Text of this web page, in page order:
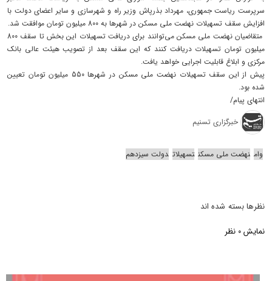
سرپرست ریاست جمهوری، مهرداد بذرپاش وزیر راه و شهرسازی و سایر اعضای دولت با
افزایش سقف تسهیلات نهضت ملی مسکن در شهرها به 800 میلیون تومان موافقت شد.
متقاضیان نهضت ملی مسکن می‌توانند برای دریافت تسهیلات این بخش تا سقف 800
میلیون تومان تسهیلات دریافت کنند که این سقف بعد از تصویب هیئت­ عالی بانک
مرکزی و ابلاغ قابلیت اجرایی خواهد یافت.
پیش از این سقف تسهیلات نهضت ملی مسکن در شهرها 550 میلیون تومان تعیین
شده بود.
انتهای پیام/
خبرگزاری تسنیم
وام نهضت ملی مسکن تسهیلات دولت سیزدهم
نظرها بسته شده اند
نمایش 0 نظر